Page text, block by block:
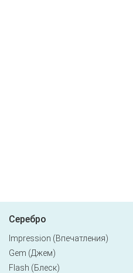
Серебро
Impression (Впечатления)
Gem (Джем)
Flash (Блеск)